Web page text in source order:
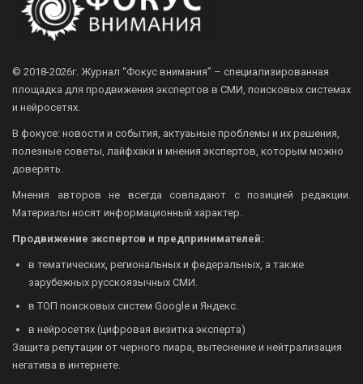
© 2018-2026г. Журнал “Фокус внимания” – специализированная
площадка для продвижения экспертов в СМИ, поисковых системах
и нейросетях.
В фокусе: новости и события, актуаьные проблемы и их решения,
полезные советы, лайфхаки и мнения экспертов, которым можно
доверять.
Мнения авторов не всегда совпадают с позицией редакции.
Материалы носят информационный характер.
Продвижение экспертов и предпринимателей:
в тематических, региональных и федеральных, а также
зарубежных русскоязычных СМИ.
в ТОП поисковых систем Google и Яндекс.
в нейросетях (цифровая визитка эксперта)
Защита репутации от черного пиара, вытеснение и нейтрализация
негатива в интернете.